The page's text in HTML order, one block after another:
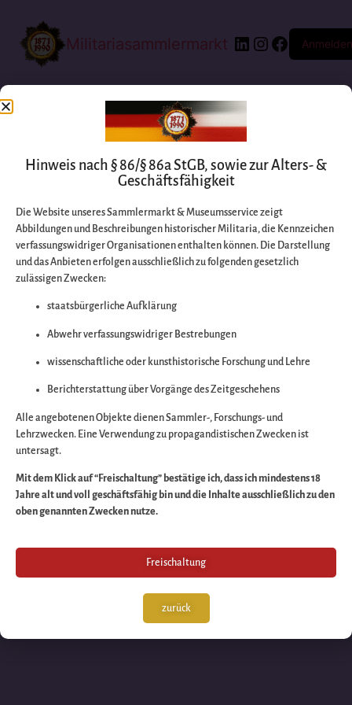
Militariasammlermarkt Anmelden
Entschuldigen Sie
bitte die
Wir arbeiten an
großartigen Sache
schauen Sie bald
wieder vorbei!
Hinweis nach § 86/§ 86a StGB, sowie zur Alters- &
Geschäftsfähigkeit
Die Website unseres Sammlermarkt & Museumsservice zeigt
Abbildungen und Beschreibungen historischer Militaria, die Kennzeichen
verfassungswidriger Organisationen enthalten können. Die Darstellung
und das Anbieten erfolgen ausschließlich zu folgenden gesetzlich
zulässigen Zwecken:
staatsbürgerliche Aufklärung
Abwehr verfassungswidriger Bestrebungen
wissenschaftliche oder kunsthistorische Forschung und Lehre
Berichterstattung über Vorgänge des Zeitgeschehens
Alle angebotenen Objekte dienen Sammler-, Forschungs- und
Lehrzwecken. Eine Verwendung zu propagandistischen Zwecken ist
untersagt.
Mit dem Klick auf “Freischaltung” bestätige ich, dass ich mindestens 18
Jahre alt und voll geschäftsfähig bin und die Inhalte ausschließlich zu den
oben genannten Zwecken nutze.
Freischaltung
zurück